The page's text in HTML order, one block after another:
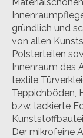
gründlich und
von allen
Polsterteilen
Innenraum des
textile
Teppichböden,
bzw. lackierte
Der mikrofeine